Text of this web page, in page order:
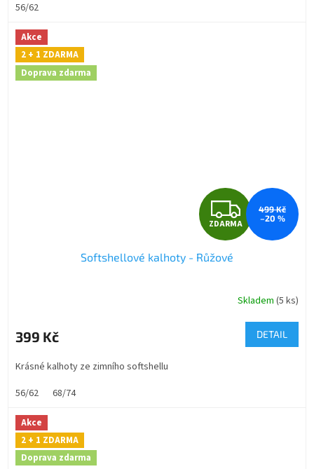
hvězdiček.
56/62
Akce
2 + 1 ZDARMA
Doprava zdarma
Z
D
R
M
A
ZDARMA
499 Kč
–20 %
Softshellové kalhoty - Růžové
Skladem (5 ks)
399 Kč DETAIL
Krásné kalhoty ze zimního softshellu
56/62
68/74
Akce
2 + 1 ZDARMA
Doprava zdarma